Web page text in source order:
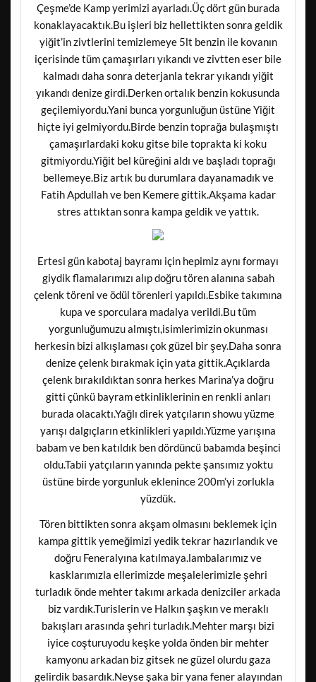
Çeşme’de Kamp yerimizi ayarladı.Üç dört gün burada
konaklayacaktık.Bu işleri biz hellettikten sonra geldik
yiğit’in zivtlerini temizlemeye 5lt benzin ile kovanın
içerisinde tüm çamaşırları yıkandı ve zivtten eser bile
kalmadı daha sonra deterjanla tekrar yıkandı yiğit
yıkandı denize girdi.Derken ortalık benzin kokusunda
geçilemiyordu.Yani bunca yorgunluğun üstüne Yiğit
hiçte iyi gelmiyordu.Birde benzin toprağa bulaşmıştı
çamaşırlardaki koku gitse bile toprakta ki koku
gitmiyordu.Yiğit bel küreğini aldı ve başladı toprağı
bellemeye.Biz artık bu durumlara dayanamadık ve
Fatih Apdullah ve ben Kemere gittik.Akşama kadar
stres attıktan sonra kampa geldik ve yattık.
Ertesi gün kabotaj bayramı için hepimiz aynı formayı
giydik flamalarımızı alıp doğru tören alanına sabah
çelenk töreni ve ödül törenleri yapıldı.Esbike takımına
kupa ve sporculara madalya verildi.Bu tüm
yorgunluğumuzu almıştı,isimlerimizin okunması
herkesin bizi alkışlaması çok güzel bir şey.Daha sonra
denize çelenk bırakmak için yata gittik.Açıklarda
çelenk bırakıldıktan sonra herkes Marina’ya doğru
gitti çünkü bayram etkinliklerinin en renkli anları
burada olacaktı.Yağlı direk yatçıların showu yüzme
yarışı dalgıçların etkinlikleri yapıldı.Yüzme yarışına
babam ve ben katıldık ben dördüncü babamda beşinci
oldu.Tabii yatçıların yanında pekte şansımız yoktu
üstüne birde yorgunluk eklenince 200m’yi zorlukla
yüzdük.
Tören bittikten sonra akşam olmasını beklemek için
kampa gittik yemeğimizi yedik tekrar hazırlandık ve
doğru Feneralyına katılmaya.lambalarımız ve
kasklarımızla ellerimizde meşalelerimizle şehri
turladık önde mehter takımı arkada denizciler arkada
biz vardık.Turislerin ve Halkın şaşkın ve meraklı
bakışları arasında şehri turladık.Mehter marşı bizi
iyice coşturuyodu keşke yolda önden bir mehter
kamyonu arkadan biz gitsek ne güzel olurdu gaza
gelirdik basardık.Neyse şaka bir yana fener alayından